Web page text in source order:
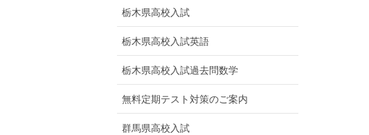
栃木県高校入試
栃木県高校入試英語
栃木県高校入試過去問数学
無料定期テスト対策のご案内
群馬県高校入試